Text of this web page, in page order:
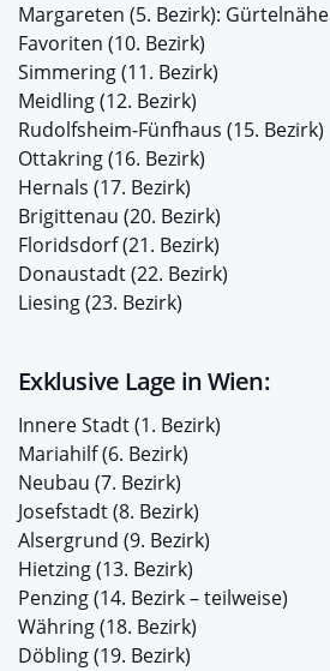
Margareten (5. Bezirk): Gürtelnähe
Favoriten (10. Bezirk)
Simmering (11. Bezirk)
Meidling (12. Bezirk)
Rudolfsheim-Fünfhaus (15. Bezirk)
Ottakring (16. Bezirk)
Hernals (17. Bezirk)
Brigittenau (20. Bezirk)
Floridsdorf (21. Bezirk)
Donaustadt (22. Bezirk)
Liesing (23. Bezirk)
Exklusive Lage in Wien:
Innere Stadt (1. Bezirk)
Mariahilf (6. Bezirk)
Neubau (7. Bezirk)
Josefstadt (8. Bezirk)
Alsergrund (9. Bezirk)
Hietzing (13. Bezirk)
Penzing (14. Bezirk – teilweise)
Währing (18. Bezirk)
Döbling (19. Bezirk)